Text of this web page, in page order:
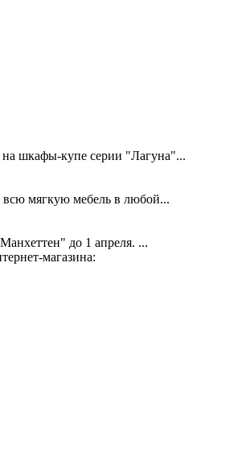
шкафы-купе серии "Лагуна"...
всю мягкую мебель в любой...
до 1 апреля. ...
магазина: